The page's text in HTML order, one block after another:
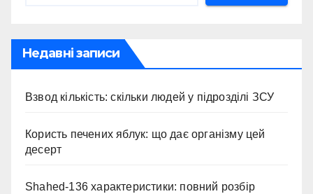
Недавні записи
Взвод кількість: скільки людей у підрозділі ЗСУ
Користь печених яблук: що дає організму цей
десерт
Shahed-136 характеристики: повний розбір